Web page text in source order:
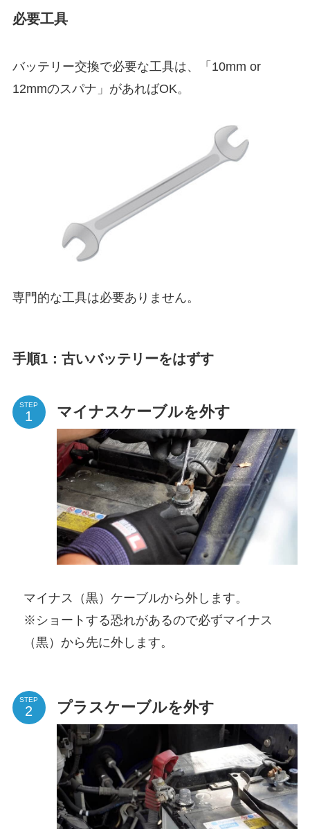
必要工具
バッテリー交換で必要な工具は、「10mm or
12mmのスパナ」があればOK。
専門的な工具は必要ありません。
手順1：古いバッテリーをはずす
STEP マイナスケーブルを外す
マイナス（黒）ケーブルから外します。
※ショートする恐れがあるので必ずマイナス
（黒）から先に外します。
STEP プラスケーブルを外す